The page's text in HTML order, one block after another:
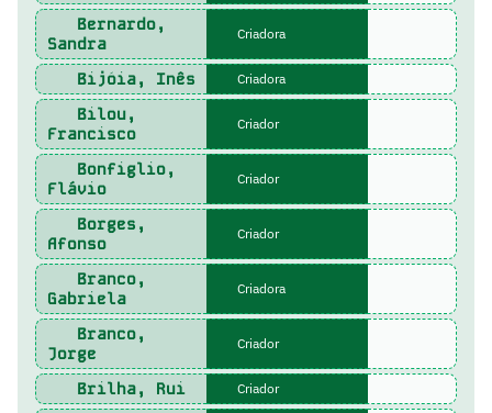
Bernardo,
Sandra
Criadora
Bijóia, Inês Criadora
Bilou,
Francisco
Criador
Bonfiglio,
Flávio
Criador
Borges,
Afonso
Criador
Branco,
Gabriela
Criadora
Branco,
Jorge
Criador
Brilha, Rui Criador